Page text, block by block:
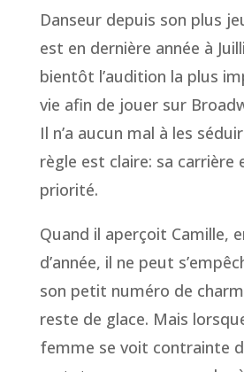
Danseur depuis son plus
est en dernière année à
bientôt l’audition la plus
vie afin de jouer sur
Il n’a aucun mal à les
règle est claire: sa carrière
priorité.
Quand il aperçoit Camille,
d’année, il ne peut
son petit numéro de
reste de glace. Mais
femme se voit contrainte